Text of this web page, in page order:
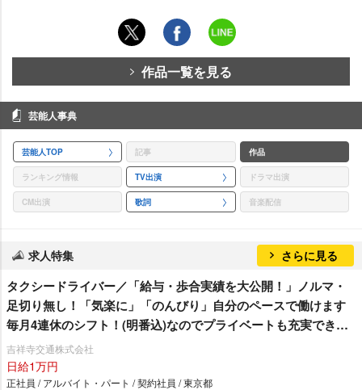
作品一覧を見る
芸能人事典
芸能人TOP 記事 作品
ランキング情報 TV出演 ドラマ出演
CM出演 歌詞 音楽配信
求人特集 さらに見る
タクシードライバー／「給与・歩合実績を大公開！」ノルマ・
足切り無し！「気楽に」「のんびり」自分のペースで働けます
毎月4連休のシフト！(明番込)なのでプライベートも充実できま
す♪
吉祥寺交通株式会社
日給1万円
正社員 / アルバイト・パート / 契約社員 / 東京都